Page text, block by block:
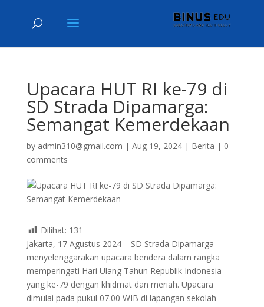
Upacara HUT RI ke-79 di
SD Strada Dipamarga:
Semangat Kemerdekaan
by admin310@gmail.com | Aug 19, 2024| Berita | 0
comments
Dilihat: 131
Jakarta, 17 Agustus 2024 – SD Strada Dipamarga
menyelenggarakan upacara bendera dalam rangka
memperingati Hari Ulang Tahun Republik Indonesia
yang ke-79 dengan khidmat dan meriah. Upacara
dimulai pada pukul 07.00 WIB di lapangan sekolah